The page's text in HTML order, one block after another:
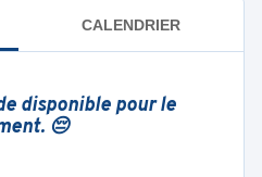
CALENDRIER
disponible pour le
😔